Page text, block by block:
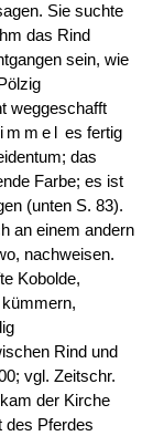
Sie suchte
das Rind
sein, wie
weggeschafft
es fertig
das
Farbe; es ist
(unten S. 83).
an einem andern
nachweisen.
Kobolde,
kümmern,
Rind und
vgl. Zeitschr.
der Kirche
des Pferdes